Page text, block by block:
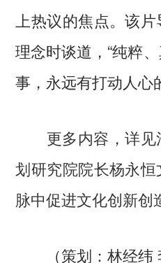
上热议的焦点。该
理念时谈道，“纯粹
事，永远有打动人心
更多内容，详见
划研究院院长杨永
脉中促进文化创新创
（策划：林经纬